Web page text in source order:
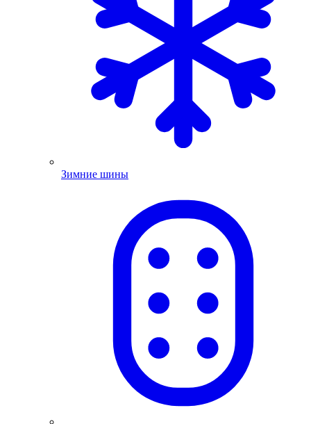
Зимние шины